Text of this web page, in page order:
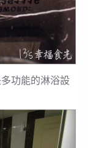
功能的淋浴設